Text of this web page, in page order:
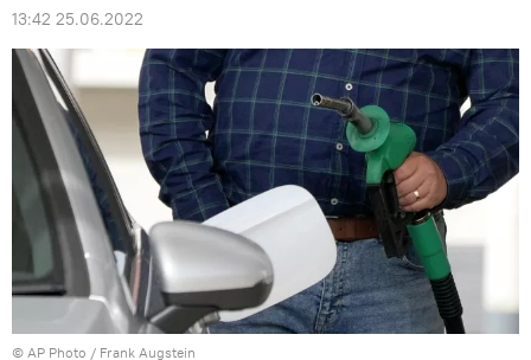
13:42 25.06.2022
© AP Photo / Frank Augstein